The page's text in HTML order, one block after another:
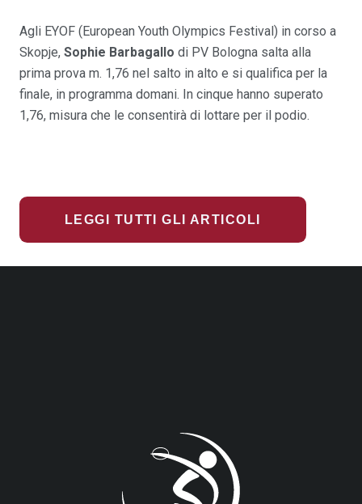
Agli EYOF (European Youth Olympics Festival) in corso a
Skopje, Sophie Barbagallo di PV Bologna salta alla
prima prova m. 1,76 nel salto in alto e si qualifica per la
finale, in programma domani. In cinque hanno superato
1,76, misura che le consentirà di lottare per il podio.
LEGGI TUTTI GLI ARTICOLI